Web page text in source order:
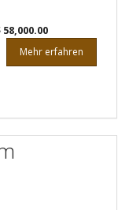
58,000.00
Mehr erfahren